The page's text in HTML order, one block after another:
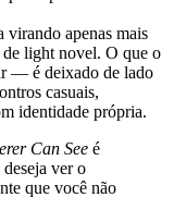
virando apenas mais
light novel. O que o
— é deixado de lado
casuais,
identidade própria.
Can See é
ver o
que você não